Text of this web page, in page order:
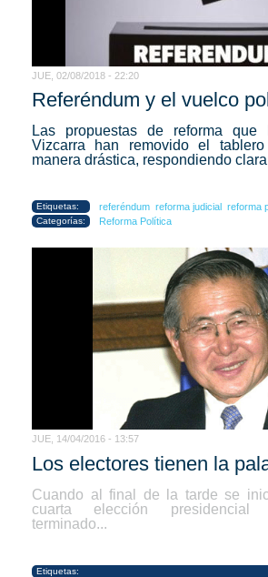
JUE, 02/08/2018 - 22:20
Referéndum y el vuelco
Las propuestas de reforma que
Vizcarra han removido el
manera drástica, respondiendo
Etiquetas: referéndum reforma judicial reforma
Categorías: Reforma Política
JUE, 14/04/2016 - 13:57
Los electores tienen la
Cuando al final de la tarde se
cuarta elección presidencial
terminado...
Etiquetas: